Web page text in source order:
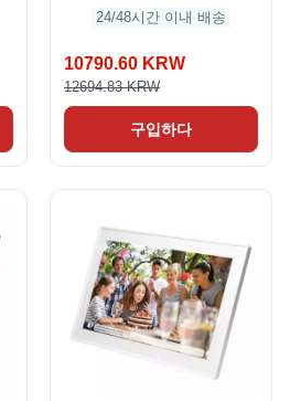
24/48시간 이내 배송
10790.60 KRW
12694.83 KRW
구입하다